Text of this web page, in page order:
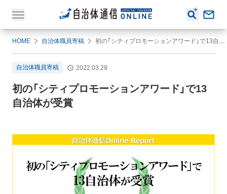
HOME 自治体職員寄稿 初の「シティプロモーションアワード」で13自治体が受賞
自治体職員寄稿 2022.03.29
初の「シティプロモーションアワード」で13
自治体が受賞